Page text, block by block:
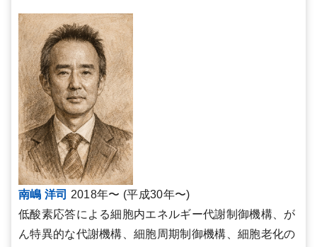
南嶋 洋司 2018年〜 (平成30年〜)
低酸素応答による細胞内エネルギー代謝制御機構、が
ん特異的な代謝機構、細胞周期制御機構、細胞老化の